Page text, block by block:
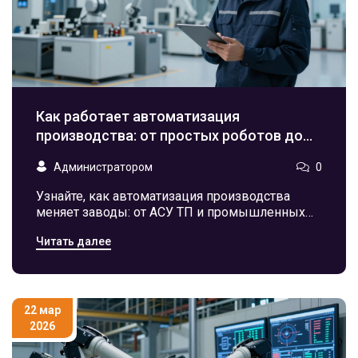
Как работает автоматизация
производства: от простых роботов до
Администратором 0
Узнайте, как автоматизация производства
меняет заводы: от АСУ ТП и промышленных
двойников. Практический разбор технологий.
Читать далее
22 мар
2026